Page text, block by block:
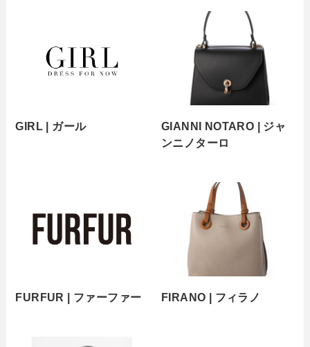
GIRL | ガール
GIANNI NOTARO | ジャ
ンニノターロ
FURFUR | ファーファー FIRANO | フィラノ